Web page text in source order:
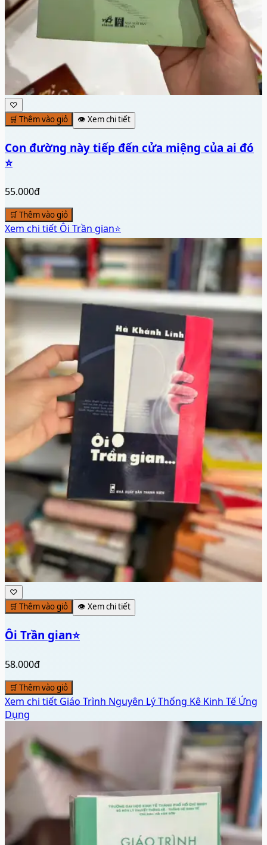
♡
🛒 Thêm vào giỏ
👁️ Xem chi tiết
Con đường này tiếp đến cửa miệng của ai đó
⭐
55.000đ
🛒 Thêm vào giỏ
Xem chi tiết Ôi Trần gian⭐
♡
🛒 Thêm vào giỏ
👁️ Xem chi tiết
Ôi Trần gian⭐
58.000đ
🛒 Thêm vào giỏ
Xem chi tiết Giáo Trình Nguyên Lý Thống Kê Kinh Tế Ứng
Dụng